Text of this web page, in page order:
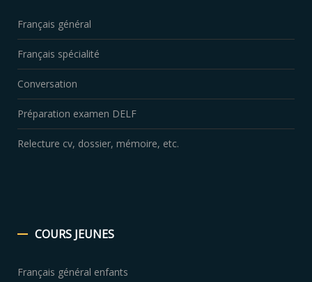
Français général
Français spécialité
Conversation
Préparation examen DELF
Relecture cv, dossier, mémoire, etc.
COURS JEUNES
Français général enfants